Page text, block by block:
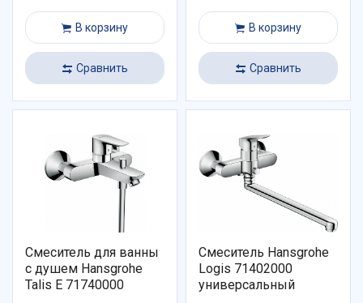
В корзину
Сравнить
В корзину
Сравнить
Смеситель для ванны
с душем Hansgrohe
Talis E 71740000
Смеситель Hansgrohe
Logis 71402000
универсальный